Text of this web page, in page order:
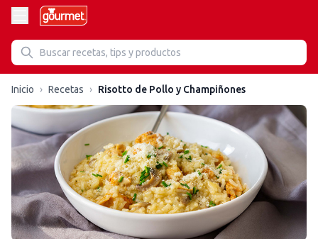
Inicio › Recetas › Risotto de Pollo y Champiñones